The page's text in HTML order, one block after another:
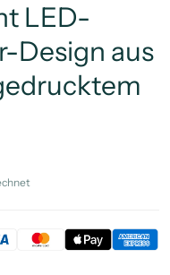
LED-
Design aus